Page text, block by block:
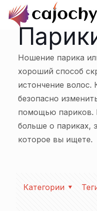
Ношение парика
хороший способ
истончение
безопасно
помощью париков.
больше о париках,
которое вы ищете.
Категории